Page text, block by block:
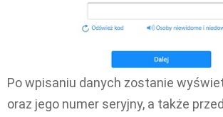
Po wpisaniu danych zostanie
oraz jego numer seryjny, a także